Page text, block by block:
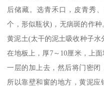
后储藏。选青禾口，皮青秀
个，形似瓶状)，无病斑的作
黄泥土(太干的泥土吸收种子
在地板上，厚7～10厘米，上
一层的加上去，然后将门密闭
所以靠壁和窗的地方，黄泥应